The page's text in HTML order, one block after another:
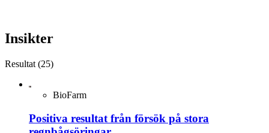
Insikter
Resultat (25)
BioFarm
Positiva resultat från försök på stora